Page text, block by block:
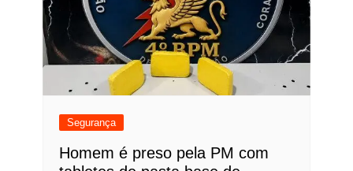
Segurança
Homem é preso pela PM com